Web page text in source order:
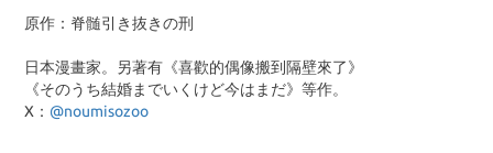
原作：脊髄引き抜きの刑
日本漫畫家。另著有《喜歡的偶像搬到隔壁來了》
《そのうち結婚までいくけど今はまだ》等作。
X： @noumisozoo